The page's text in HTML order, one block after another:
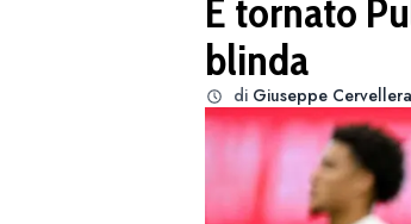
È tornato
blinda
di Giuseppe Cervellera